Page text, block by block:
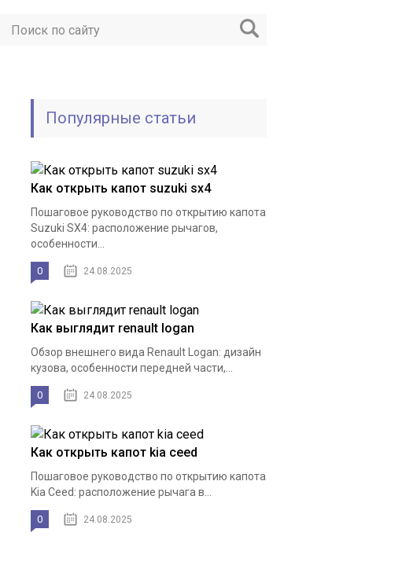
Популярные статьи
Как открыть капот suzuki sx4
Пошаговое руководство по открытию капота
Suzuki SX4: расположение рычагов,
особенности...
0 24.08.2025
Как выглядит renault logan
Обзор внешнего вида Renault Logan: дизайн
кузова, особенности передней части,...
0 24.08.2025
Как открыть капот kia ceed
Пошаговое руководство по открытию капота
Kia Ceed: расположение рычага в...
0 24.08.2025